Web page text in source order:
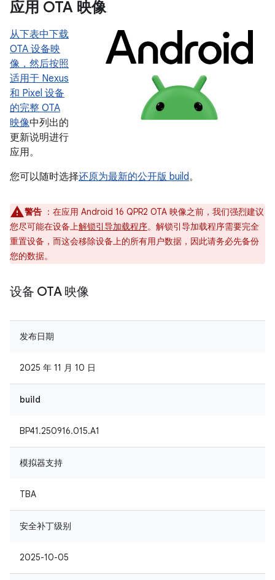
应用 OTA 映像
从下表中下载
OTA 设备映
像，然后按照
适用于 Nexus
和 Pixel 设备
的完整 OTA
映像中列出的
更新说明进行
应用。
您可以随时选择还原为最新的公开版 build。
警告 ：在应用 Android 16 QPR2 OTA 映像之前，我们强烈建议
您尽可能在设备上解锁引导加载程序。解锁引导加载程序需要完全
重置设备，而这会移除设备上的所有用户数据，因此请务必先备份
您的数据。
设备 OTA 映像
发布日期
2025 年 11 月 10 日
build
BP41.250916.015.A1
模拟器支持
TBA
安全补丁级别
2025-10-05